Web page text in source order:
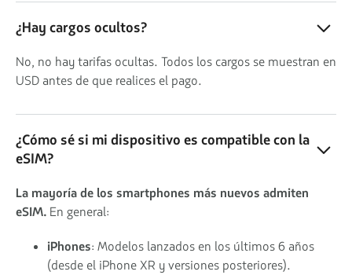
¿Hay cargos ocultos?
No, no hay tarifas ocultas. Todos los cargos se muestran en
USD antes de que realices el pago.
¿Cómo sé si mi dispositivo es compatible con la
eSIM?
La mayoría de los smartphones más nuevos admiten
eSIM. En general:
iPhones: Modelos lanzados en los últimos 6 años
(desde el iPhone XR y versiones posteriores).